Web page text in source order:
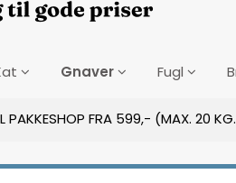
Gnaver Fugl
PAKKESHOP FRA 599,- (MAX. 20